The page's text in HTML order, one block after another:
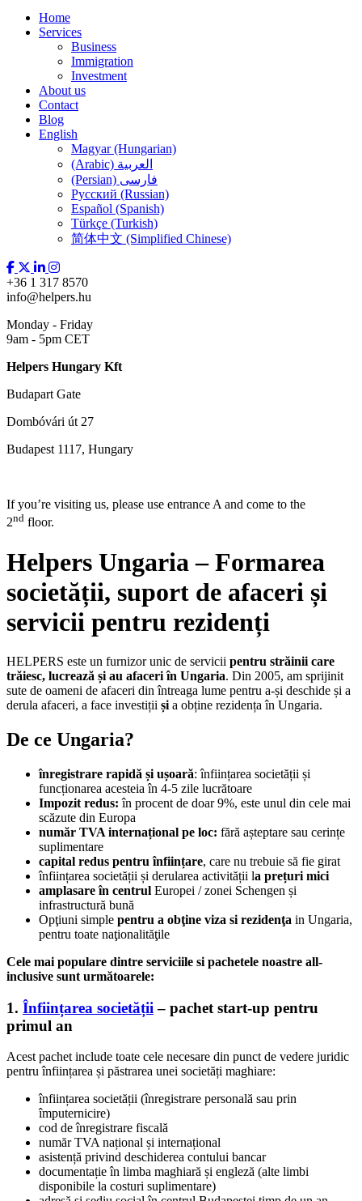
Home
Services
Business
Immigration
Investment
About us
Contact
Blog
English
Magyar (Hungarian)
(Arabic) العربية
(Persian) فارسی
Русский (Russian)
Español (Spanish)
Türkçe (Turkish)
简体中文 (Simplified Chinese)
+36 1 317 8570
info@helpers.hu
Monday - Friday
9am - 5pm CET
Helpers Hungary Kft
Budapart Gate
Dombóvári út 27
Budapest 1117, Hungary
If you’re visiting us, please use entrance A and come to the
2nd floor.
Helpers Ungaria – Formarea
societății, suport de afaceri și
servicii pentru rezidenți
HELPERS este un furnizor unic de servicii pentru străinii care
trăiesc, lucrează și au afaceri în Ungaria. Din 2005, am sprijinit
sute de oameni de afaceri din întreaga lume pentru a-și deschide și a
derula afaceri, a face investiții și a obține rezidența în Ungaria.
De ce Ungaria?
înregistrare rapidă și ușoară: înființarea societății și
funcționarea acesteia în 4-5 zile lucrătoare
Impozit redus:în procent de doar 9%, este unul din cele mai
scăzute din Europa
număr TVA internațional pe loc: fără așteptare sau cerințe
suplimentare
capital redus pentru înființare, care nu trebuie să fie girat
înființarea societății și derularea activității la prețuri mici
amplasare în centrul Europei / zonei Schengen și
infrastructură bună
Opţiuni simple pentru a obţine viza si rezidenţa in Ungaria,
pentru toate naţionalităţile
Cele mai populare dintre serviciile si pachetele noastre all-
inclusive sunt următoarele:
1. Înființarea societății – pachet start-up pentru
primul an
Acest pachet include toate cele necesare din punct de vedere juridic
pentru înființarea și păstrarea unei societăți maghiare:
înființarea societății (înregistrare personală sau prin
împuternicire)
cod de înregistrare fiscală
număr TVA național și internațional
asistență privind deschiderea contului bancar
documentație în limba maghiară și engleză (alte limbi
disponibile la costuri suplimentare)